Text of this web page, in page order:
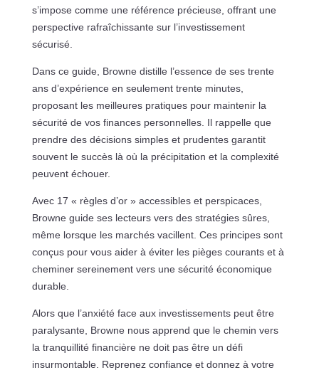
s’impose comme une référence précieuse, offrant une
perspective rafraîchissante sur l’investissement
sécurisé.
Dans ce guide, Browne distille l’essence de ses trente
ans d’expérience en seulement trente minutes,
proposant les meilleures pratiques pour maintenir la
sécurité de vos finances personnelles. Il rappelle que
prendre des décisions simples et prudentes garantit
souvent le succès là où la précipitation et la complexité
peuvent échouer.
Avec 17 « règles d’or » accessibles et perspicaces,
Browne guide ses lecteurs vers des stratégies sûres,
même lorsque les marchés vacillent. Ces principes sont
conçus pour vous aider à éviter les pièges courants et à
cheminer sereinement vers une sécurité économique
durable.
Alors que l’anxiété face aux investissements peut être
paralysante, Browne nous apprend que le chemin vers
la tranquillité financière ne doit pas être un défi
insurmontable. Reprenez confiance et donnez à votre